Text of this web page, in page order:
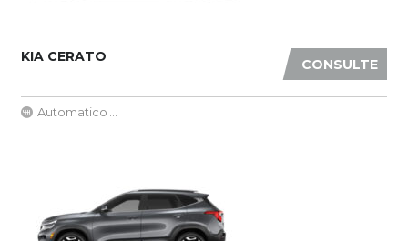
CONSULTE
KIA CERATO
Automatico ...